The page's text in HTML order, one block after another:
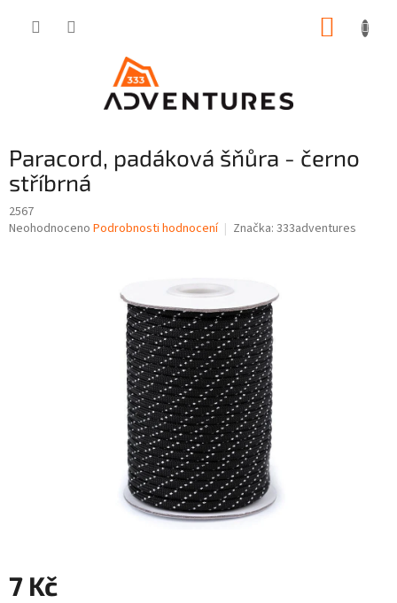
Paracord, padáková šňůra - černo
stříbrná
2567
Průměrné
Neohodnoceno Podrobnosti hodnocení Značka: 333adventures
7 Kč